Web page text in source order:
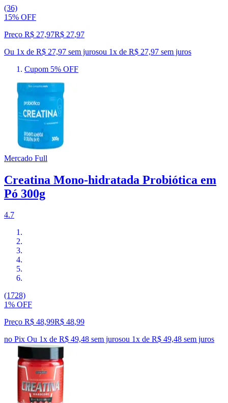
(36)
15% OFF
Preço R$ 27,97R$ 27,97
Ou 1x de R$ 27,97 sem jurosou 1x de R$ 27,97 sem juros
Cupom 5% OFF
Mercado Full
Creatina Mono-hidratada Probiótica em
Pó 300g
4.7
(1728)
1% OFF
Preço R$ 48,99R$ 48,99
no Pix Ou 1x de R$ 49,48 sem jurosou 1x de R$ 49,48 sem juros